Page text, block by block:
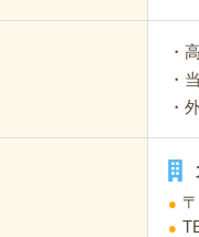
・
・
・